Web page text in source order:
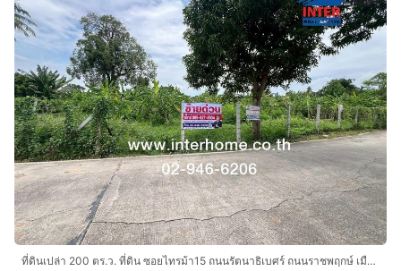
🍄‍🟫 ท่าน้ำนนท์
🚉 รถไฟฟ้าสายสีม่วง สถานีไทรม้า
.
✨💰 2,590,000 บาท ราคานี้ คุ้มสุด‼️
.
✨☎️กดเพื่อดูเบอร์โทร xxxxxx222เน้น 📞 นะคะ🙏
ที่ดินเปล่า 200 ตร.ว. ที่ดิน ซอยไทรม้า15 ถนนรัตนาธิเบศร์ ถนนราชพฤกษ์ เมืองนนทบุรี นนทบุรี